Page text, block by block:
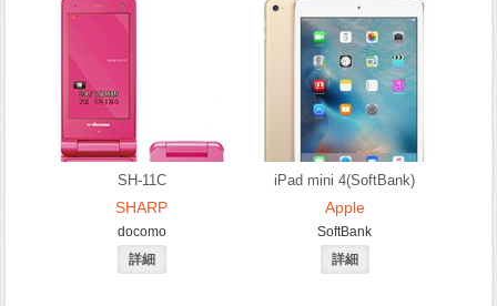
SH-11C
SHARP
docomo
iPad mini 4(SoftBank)
Apple
SoftBank